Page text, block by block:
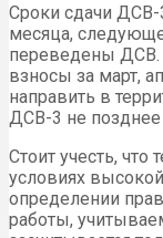
Сроки сдачи ДСВ-
ме­ся­ца,
переведены ДСВ.
взносы за март,
направить в
ДСВ-3 не позднее
Стоит учесть,
условиях
определении
работы,